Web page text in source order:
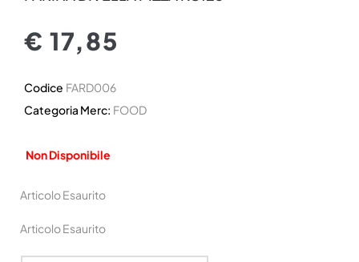
€ 17,85
Codice FARD006
Categoria Merc: FOOD
Non Disponibile
Articolo Esaurito
Articolo Esaurito